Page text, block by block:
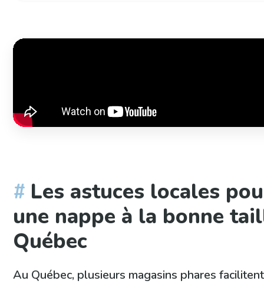
Les astuces locales
une nappe à la bonne
Québec
Au Québec, plusieurs magasins phares